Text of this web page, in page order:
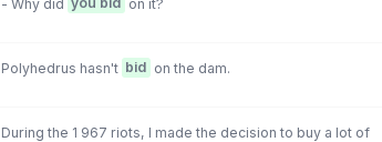
- Why did you bid on it?
Polyhedrus hasn't bid on the dam.
During the 1 967 riots, I made the decision to buy a Iot of